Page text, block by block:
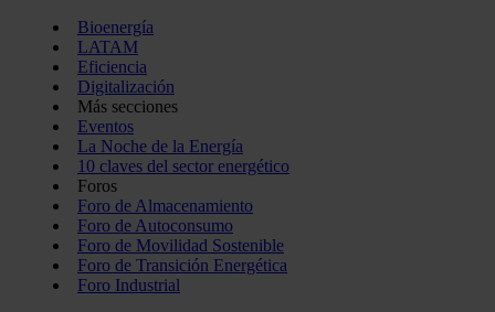
Bioenergía
LATAM
Eficiencia
Digitalización
Más secciones
Eventos
La Noche de la Energía
10 claves del sector energético
Foros
Foro de Almacenamiento
Foro de Autoconsumo
Foro de Movilidad Sostenible
Foro de Transición Energética
Foro Industrial